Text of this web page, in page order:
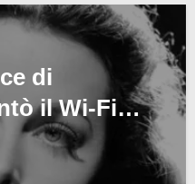
di
il Wi-Fi…